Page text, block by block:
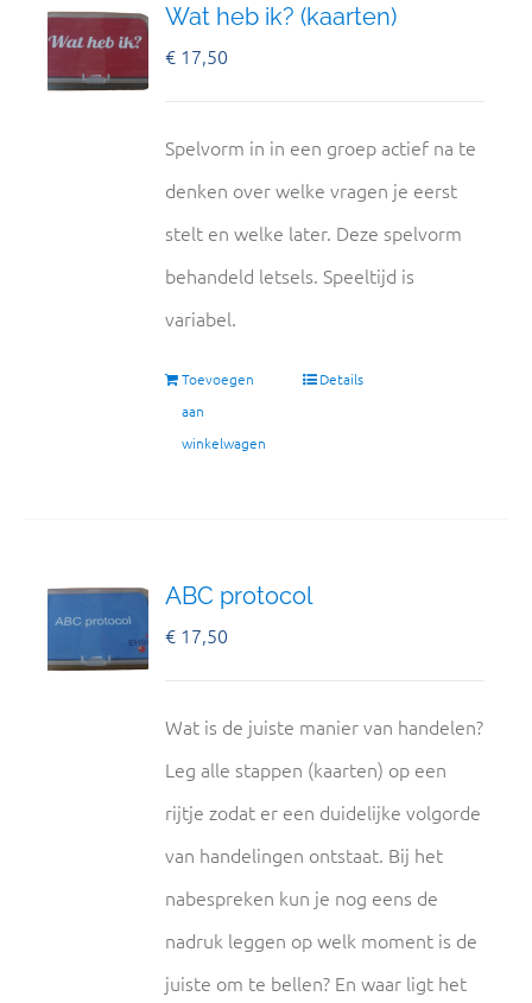
Wat heb ik? (kaarten)
€ 17,50
Spelvorm in in een groep actief na te
denken over welke vragen je eerst
stelt en welke later. Deze spelvorm
behandeld letsels. Speeltijd is
variabel.
Toevoegen
aan
winkelwagen
Details
ABC protocol
€ 17,50
Wat is de juiste manier van handelen?
Leg alle stappen (kaarten) op een
rijtje zodat er een duidelijke volgorde
van handelingen ontstaat. Bij het
nabespreken kun je nog eens de
nadruk leggen op welk moment is de
juiste om te bellen? En waar ligt het